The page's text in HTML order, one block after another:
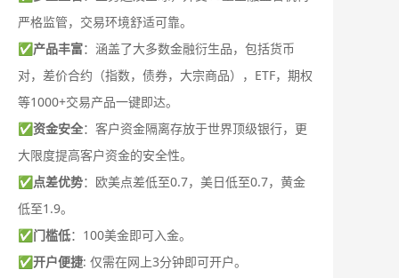
严格监管，交易环境舒适可靠。
✅产品丰富：涵盖了大多数金融衍生品，包括货币
对，差价合约（指数，债券，大宗商品），ETF，期权
等1000+交易产品一键即达。
✅资金安全：客户资金隔离存放于世界顶级银行，更
大限度提高客户资金的安全性。
✅点差优势：欧美点差低至0.7，美日低至0.7，黄金
低至1.9。
✅门槛低：100美金即可入金。
✅开户便捷: 仅需在网上3分钟即可开户。